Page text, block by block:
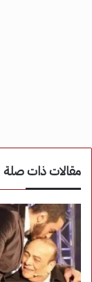
مقالات ذات صلة